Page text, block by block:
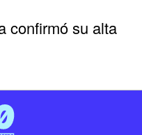
confirmó su alta